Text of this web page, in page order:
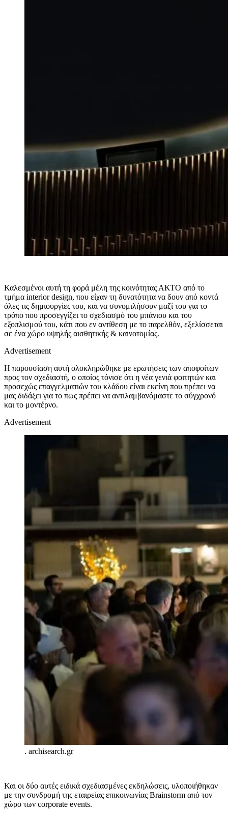
Καλεσμένοι αυτή τη φορά μέλη της κοινότητας ΑΚΤΟ από το
τμήμα interior design, που είχαν τη δυνατότητα να δουν από κοντά
όλες τις δημιουργίες του, και να συνομιλήσουν μαζί του για το
τρόπο που προσεγγίζει το σχεδιασμό του μπάνιου και του
εξοπλισμού του, κάτι που εν αντίθεση με το παρελθόν, εξελίσσεται
σε ένα χώρο υψηλής αισθητικής & καινοτομίας.
Advertisement
Η παρουσίαση αυτή ολοκληρώθηκε με ερωτήσεις των αποφοίτων
προς τον σχεδιαστή, ο οποίος τόνισε ότι η νέα γενιά φοιτητών και
προσεχώς επαγγελματιών του κλάδου είναι εκείνη που πρέπει να
μας διδάξει για το πως πρέπει να αντιλαμβανόμαστε το σύγχρονό
και το μοντέρνο.
Advertisement
. archisearch.gr
Και οι δύο αυτές ειδικά σχεδιασμένες εκδηλώσεις, υλοποιήθηκαν
με την συνδρομή της εταιρείας επικοινωνίας Βrainstorm από τον
χώρο των corporate events.